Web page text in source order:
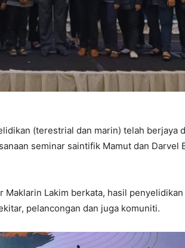
(terestrial dan marin) telah berjaya
seminar saintifik Mamut dan Darvel
Maklarin Lakim berkata, hasil
pelancongan dan juga komuniti.